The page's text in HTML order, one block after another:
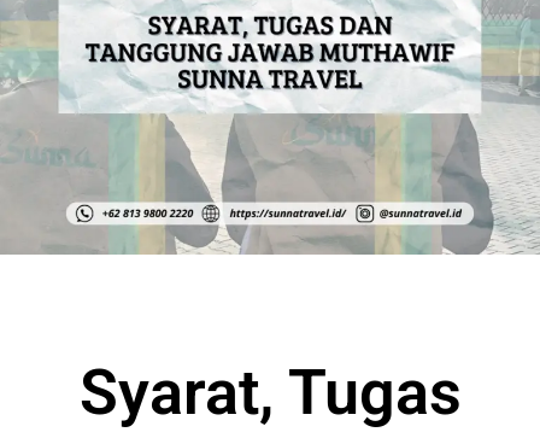
Syarat, Tugas